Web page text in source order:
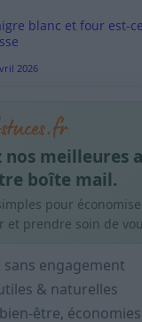
blanc et four est-
2026
pigmentaires :
qui aident
2026
ménagers :
sans acheter 10
mensuel : méthode
son salaire dès le
nos meilleures
boîte mail.
pour
et prendre soin de
sans engagement
& naturelles
être,